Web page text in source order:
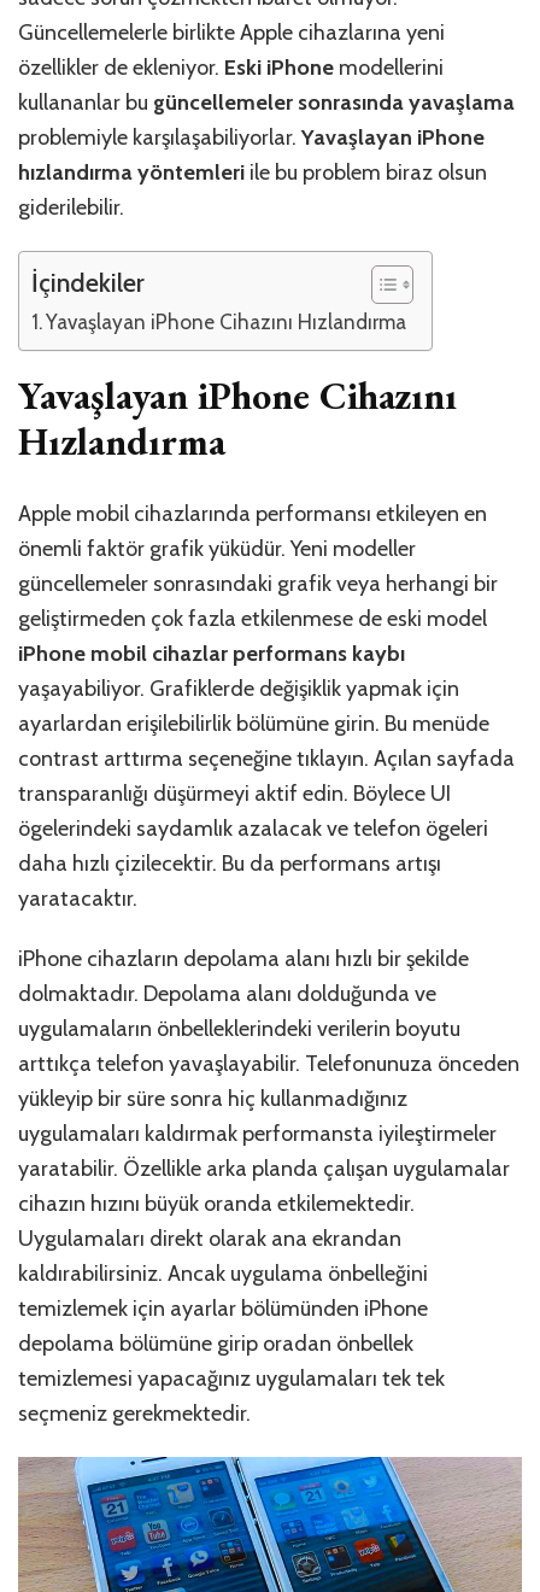
Güncellemelerle birlikte Apple cihazlarına yeni
özellikler de ekleniyor. Eski iPhone modellerini
kullananlar bu güncellemeler sonrasındayavaşlama
problemiyle karşılaşabiliyorlar.Yavaşlayan iPhone
hızlandırma yöntemleri ile bu problem biraz olsun
giderilebilir.
İçindekiler
Yavaşlayan iPhone Cihazını Hızlandırma
Yavaşlayan iPhone Cihazını
Hızlandırma
Apple mobil cihazlarında performansı etkileyen en
önemli faktör grafik yüküdür. Yeni modeller
güncellemeler sonrasındaki grafik veya herhangi bir
geliştirmeden çok fazla etkilenmese de eski model
iPhone mobil cihazlar performans kaybı
yaşayabiliyor. Grafiklerde değişiklik yapmak için
ayarlardan erişilebilirlik bölümüne girin. Bu menüde
contrast arttırma seçeneğine tıklayın. Açılan sayfada
transparanlığı düşürmeyi aktif edin. Böylece UI
ögelerindeki saydamlık azalacak ve telefon ögeleri
daha hızlı çizilecektir. Bu da performans artışı
yaratacaktır.
iPhone cihazların depolama alanı hızlı bir şekilde
dolmaktadır. Depolama alanı dolduğunda ve
uygulamaların önbelleklerindeki verilerin boyutu
arttıkça telefon yavaşlayabilir. Telefonunuza önceden
yükleyip bir süre sonra hiç kullanmadığınız
uygulamaları kaldırmak performansta iyileştirmeler
yaratabilir. Özellikle arka planda çalışan uygulamalar
cihazın hızını büyük oranda etkilemektedir.
Uygulamaları direkt olarak ana ekrandan
kaldırabilirsiniz. Ancak uygulama önbelleğini
temizlemek için ayarlar bölümünden iPhone
depolama bölümüne girip oradan önbellek
temizlemesi yapacağınız uygulamaları tek tek
seçmeniz gerekmektedir.